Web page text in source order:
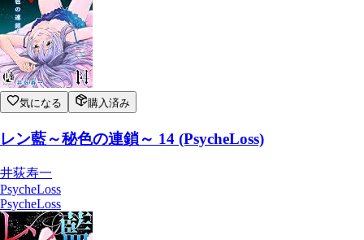
PsycheLoss
2024/04/03